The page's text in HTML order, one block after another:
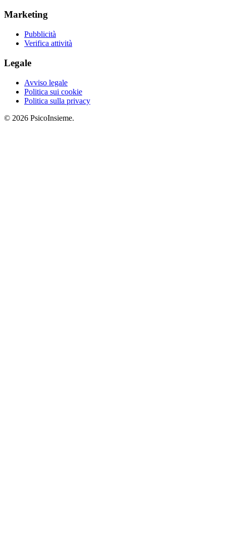
Marketing
Pubblicità
Verifica attività
Legale
Avviso legale
Politica sui cookie
Politica sulla privacy
© 2026 PsicoInsieme.